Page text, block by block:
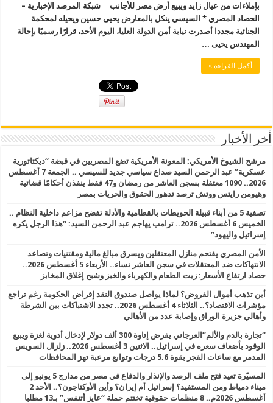
بإملاءات من عيال زايد ويبيع أرض مصر للأجانب شبكة المرصد الإخبارية –
الحصاد المصري * السيسي ينكل بالمعارض يحيى حسين ويحيله لمحكمة
الجنائية مجددا أصدرت نيابة أمن الدولة العليا، اليوم الأحد، قرارًا رسميًا بإحالة
المهندس يحيى …
أكمل القراءة »
أخر الأخبار
مرشح الشيوخ الأمريكي: المعونة الأمريكية تضع المصريين في قبضة “ديكتاتورية
عسكرية” عبد الرحمن السيد صداع سياسي جديد للسيسي .. الجمعة 7 أغسطس
2026.. 1090 معتقلة بسجن العاشر من رمضان و47 فقط ينفذن أحكامًا قضائية
وهيومن رايتس ووتش ترصد تدهور الحقوق والحريات بمصر
تصفية 5 من أبناء قبيلة الحويطات بالقطامية والأدلة تفضح مزاعم داخلية النظام ..
الخميس 6 أغسطس 2026.. ترامب يهاجم عبد الرحمن السيد: “هذا الرجل يكره
إسرائيل واليهود”
الأمن المصري يقتحم منازل المعتقلين ويسرق مبالغ مالية ومقتنيات وتصاعد
الانتهاكات ضد المعتقلات في سجن العاشر نساء.. الأربعاء 5 أغسطس 2026..
حصاد ارتفاع الأسعار: زيت الطعام والكهرباء والخبز وشبح إغلاق المخابز
أين تذهب أموال القروض؟ لماذا يواصل صندوق النقد إقراض الحكومة رغم تراجع
مؤشرات الاقتصاد؟.. الثلاثاء 4 أغسطس 2026.. تجدد الاشتباكات بين الشرطة
وأهالي جزيرة الوراق وإصابة عدد من الأهالي
“تجارة بالدم والألم”العرجاني يفرض إتاوة 300 ألف دولار لإدخال أدوية لغزة ويبيع
الوقود بأضعاف سعره في إسرائيل.. الاثنين 3 أغسطس 2026.. زلزال السويس
المدمر مع ساعات الفجر بقوة 5.6 درجات وتوابع مرعبة تهز المحافظات
المسيّرة تعيد فتح ملف الرصد والإنذار والدفاع في مصر من مدارج 5 يونيو إلى
ميناء دمياط ومن المستفيد؟ إسرائيل أم إيران؟ وأين الأوكتاجون؟.. الأحد 2
أغسطس 2026م.. 8 منظمات حقوقية تختتم حملة “عايز أتنفس” بـ13 مطلبا